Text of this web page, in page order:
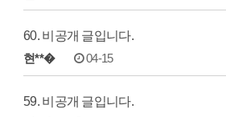
60. 비공개 글입니다.
현**� 04-15
59. 비공개 글입니다.